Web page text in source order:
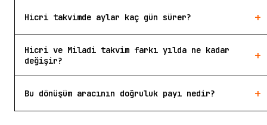
Hicri takvimde aylar kaç gün sürer? +
Hicri ve Miladi takvim farkı yılda ne kadar
değişir?
+
Bu dönüşüm aracının doğruluk payı nedir? +